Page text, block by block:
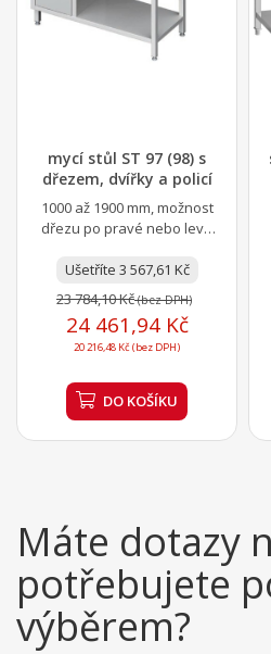
mycí stůl ST 97 (98) s
dřezem, dvířky a policí
1000 až 1900 mm, možnost
dřezu po pravé nebo levé
Ušetříte 3 567,61 Kč
23 784,10 Kč(bez DPH)
24 461,94 Kč
20 216,48 Kč (bez DPH)
DO KOŠÍKU
Máte dotazy
potřebujete
výběrem?